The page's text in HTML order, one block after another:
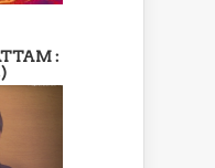
: